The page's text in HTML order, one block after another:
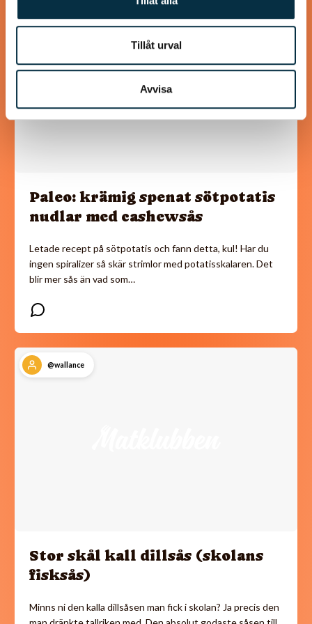
Tillåt urval
Avvisa
Paleo: krämig spenat sötpotatis
nudlar med cashewsås
Letade recept på sötpotatis och fann detta, kul! Har du
ingen spiralizer så skär strimlor med potatisskalaren. Det
blir mer sås än vad som…
@wallance
Stor skål kall dillsås (skolans
fisksås)
Minns ni den kalla dillsåsen man fick i skolan? Ja precis den